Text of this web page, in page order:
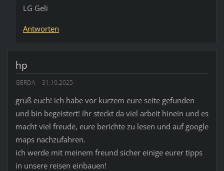
LG Geli
Antworten
hp
GERDA 31.10.2025
grüß euch! ich habe vor kurzem eure seite gefunden
und bin begeistert! ihr steckt da viel arbeit hinein und es
macht viel freude, eure berichte zu lesen und auf google
maps nachzufahren.
ich werde mit meinem freund sicher einige eurer tipps
in unsere reisen einbauen!